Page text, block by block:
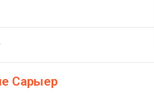
Сарыер